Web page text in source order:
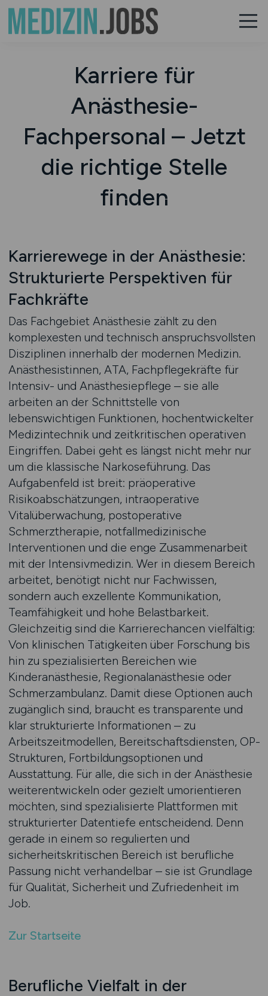
Karriere für
Anästhesie-
Fachpersonal – Jetzt
die richtige Stelle
finden
Karrierewege in der Anästhesie:
Strukturierte Perspektiven für
Fachkräfte
Das Fachgebiet Anästhesie zählt zu den
komplexesten und technisch anspruchsvollsten
Disziplinen innerhalb der modernen Medizin.
Anästhesistinnen, ATA, Fachpflegekräfte für
Intensiv- und Anästhesiepflege – sie alle
arbeiten an der Schnittstelle von
lebenswichtigen Funktionen, hochentwickelter
Medizintechnik und zeitkritischen operativen
Eingriffen. Dabei geht es längst nicht mehr nur
um die klassische Narkoseführung. Das
Aufgabenfeld ist breit: präoperative
Risikoabschätzungen, intraoperative
Vitalüberwachung, postoperative
Schmerztherapie, notfallmedizinische
Interventionen und die enge Zusammenarbeit
mit der Intensivmedizin. Wer in diesem Bereich
arbeitet, benötigt nicht nur Fachwissen,
sondern auch exzellente Kommunikation,
Teamfähigkeit und hohe Belastbarkeit.
Gleichzeitig sind die Karrierechancen vielfältig:
Von klinischen Tätigkeiten über Forschung bis
hin zu spezialisierten Bereichen wie
Kinderanästhesie, Regionalanästhesie oder
Schmerzambulanz. Damit diese Optionen auch
zugänglich sind, braucht es transparente und
klar strukturierte Informationen – zu
Arbeitszeitmodellen, Bereitschaftsdiensten, OP-
Strukturen, Fortbildungsoptionen und
Ausstattung. Für alle, die sich in der Anästhesie
weiterentwickeln oder gezielt umorientieren
möchten, sind spezialisierte Plattformen mit
strukturierter Datentiefe entscheidend. Denn
gerade in einem so regulierten und
sicherheitskritischen Bereich ist berufliche
Passung nicht verhandelbar – sie ist Grundlage
für Qualität, Sicherheit und Zufriedenheit im
Job.
Zur Startseite
Berufliche Vielfalt in der